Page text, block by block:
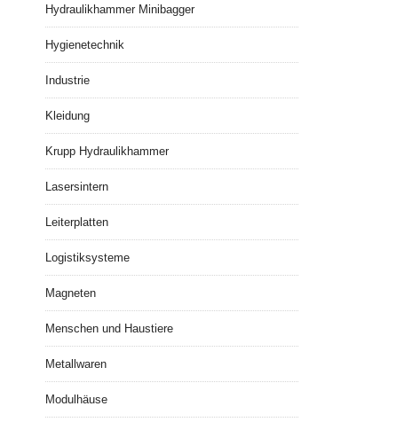
Hydraulikhammer Minibagger
Hygienetechnik
Industrie
Kleidung
Krupp Hydraulikhammer
Lasersintern
Leiterplatten
Logistiksysteme
Magneten
Menschen und Haustiere
Metallwaren
Modulhäuse